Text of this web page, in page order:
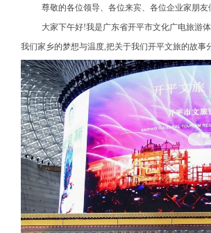
尊敬的各位领导、各位来宾、各位企业家朋友
大家下午好!我是广东省开平市文化广电旅游
我们家乡的梦想与温度,把关于我们开平文旅的故事